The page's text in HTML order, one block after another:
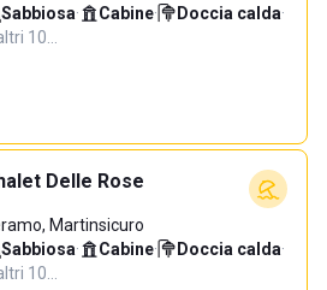
Sabbiosa· Cabine· Doccia calda·
10…
Delle Rose
Martinsicuro
Sabbiosa· Cabine· Doccia calda·
10…